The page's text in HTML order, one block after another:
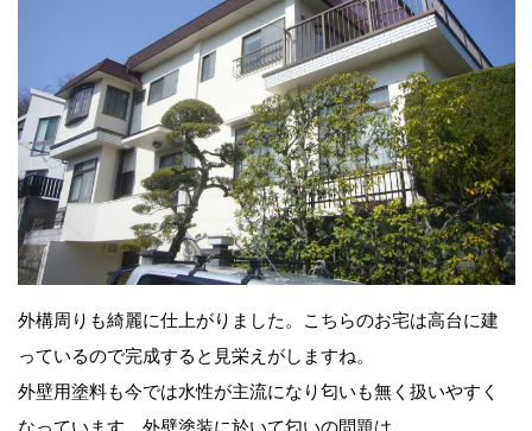
外構周りも綺麗に仕上がりました。こちらのお宅は高台に建
っているので完成すると見栄えがしますね。
外壁用塗料も今では水性が主流になり匂いも無く扱いやすく